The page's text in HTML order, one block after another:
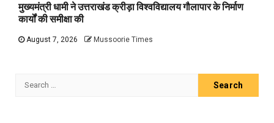
मुख्यमंत्री धामी ने उत्तराखंड क्रीड़ा विश्वविद्यालय गौलापार के निर्माण
कार्यों की समीक्षा की
August 7, 2026 Mussoorie Times
Search